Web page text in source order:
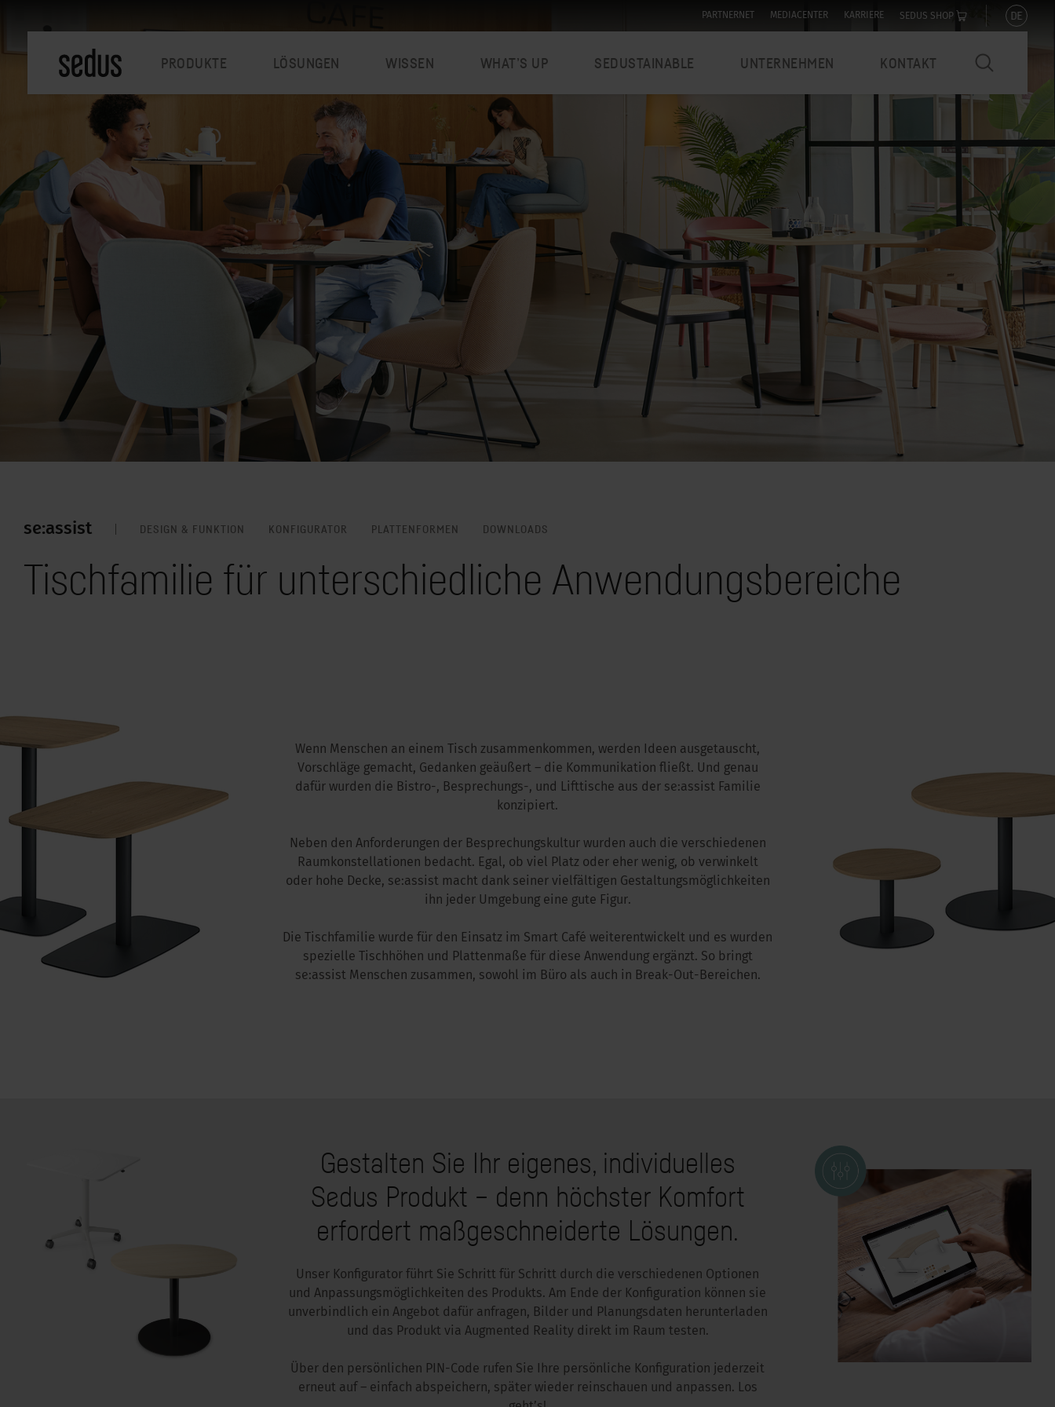
PARTNERNET MEDIACENTER KARRIERE SEDUS SHOP DE
PRODUKTE LÖSUNGEN WISSEN WHAT’S UP SEDUSTAINABLE UNTERNEHMEN KONTAKT
se:assist DESIGN & FUNKTION KONFIGURATOR PLATTENFORMEN DOWNLOADS
Tischfamilie für unterschiedliche Anwendungsbereiche
Wenn Menschen an einem Tisch zusammenkommen, werden Ideen ausgetauscht,
Vorschläge gemacht, Gedanken geäußert – die Kommunikation fließt. Und genau
dafür wurden die Bistro-, Besprechungs-, und Lifttische aus der se:assist Familie
konzipiert.
Neben den Anforderungen der Besprechungskultur wurden auch die verschiedenen
Raumkonstellationen bedacht. Egal, ob viel Platz oder eher wenig, ob verwinkelt
oder hohe Decke, se:assist macht dank seiner vielfältigen Gestaltungsmöglichkeiten
ihn jeder Umgebung eine gute Figur.
Die Tischfamilie wurde für den Einsatz im Smart Café weiterentwickelt und es wurden
spezielle Tischhöhen und Plattenmaße für diese Anwendung ergänzt. So bringt
se:assist Menschen zusammen, sowohl im Büro als auch in Break-Out-Bereichen.
Gestalten Sie Ihr eigenes, individuelles
Sedus Produkt – denn höchster Komfort
erfordert maßgeschneiderte Lösungen.
Unser Konfigurator führt Sie Schritt für Schritt durch die verschiedenen Optionen
und Anpassungsmöglichkeiten des Produkts. Am Ende der Konfiguration können sie
unverbindlich ein Angebot dafür anfragen, Bilder und Planungsdaten herunterladen
und das Produkt via Augmented Reality direkt im Raum testen.
Über den persönlichen PIN-Code rufen Sie Ihre persönliche Konfiguration jederzeit
erneut auf – einfach abspeichern, später wieder reinschauen und anpassen. Los